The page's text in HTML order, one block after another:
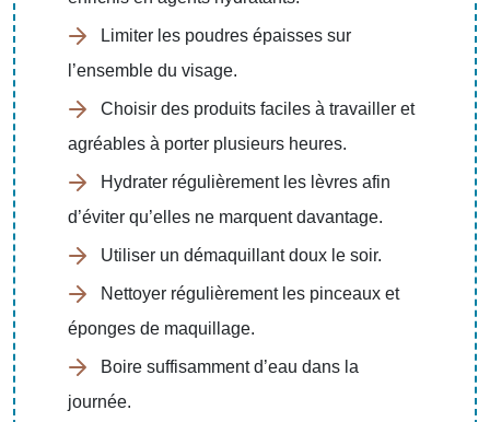
Limiter les poudres épaisses sur
l’ensemble du visage.
Choisir des produits faciles à travailler et
agréables à porter plusieurs heures.
Hydrater régulièrement les lèvres afin
d’éviter qu’elles ne marquent davantage.
Utiliser un démaquillant doux le soir.
Nettoyer régulièrement les pinceaux et
éponges de maquillage.
Boire suffisamment d’eau dans la
journée.